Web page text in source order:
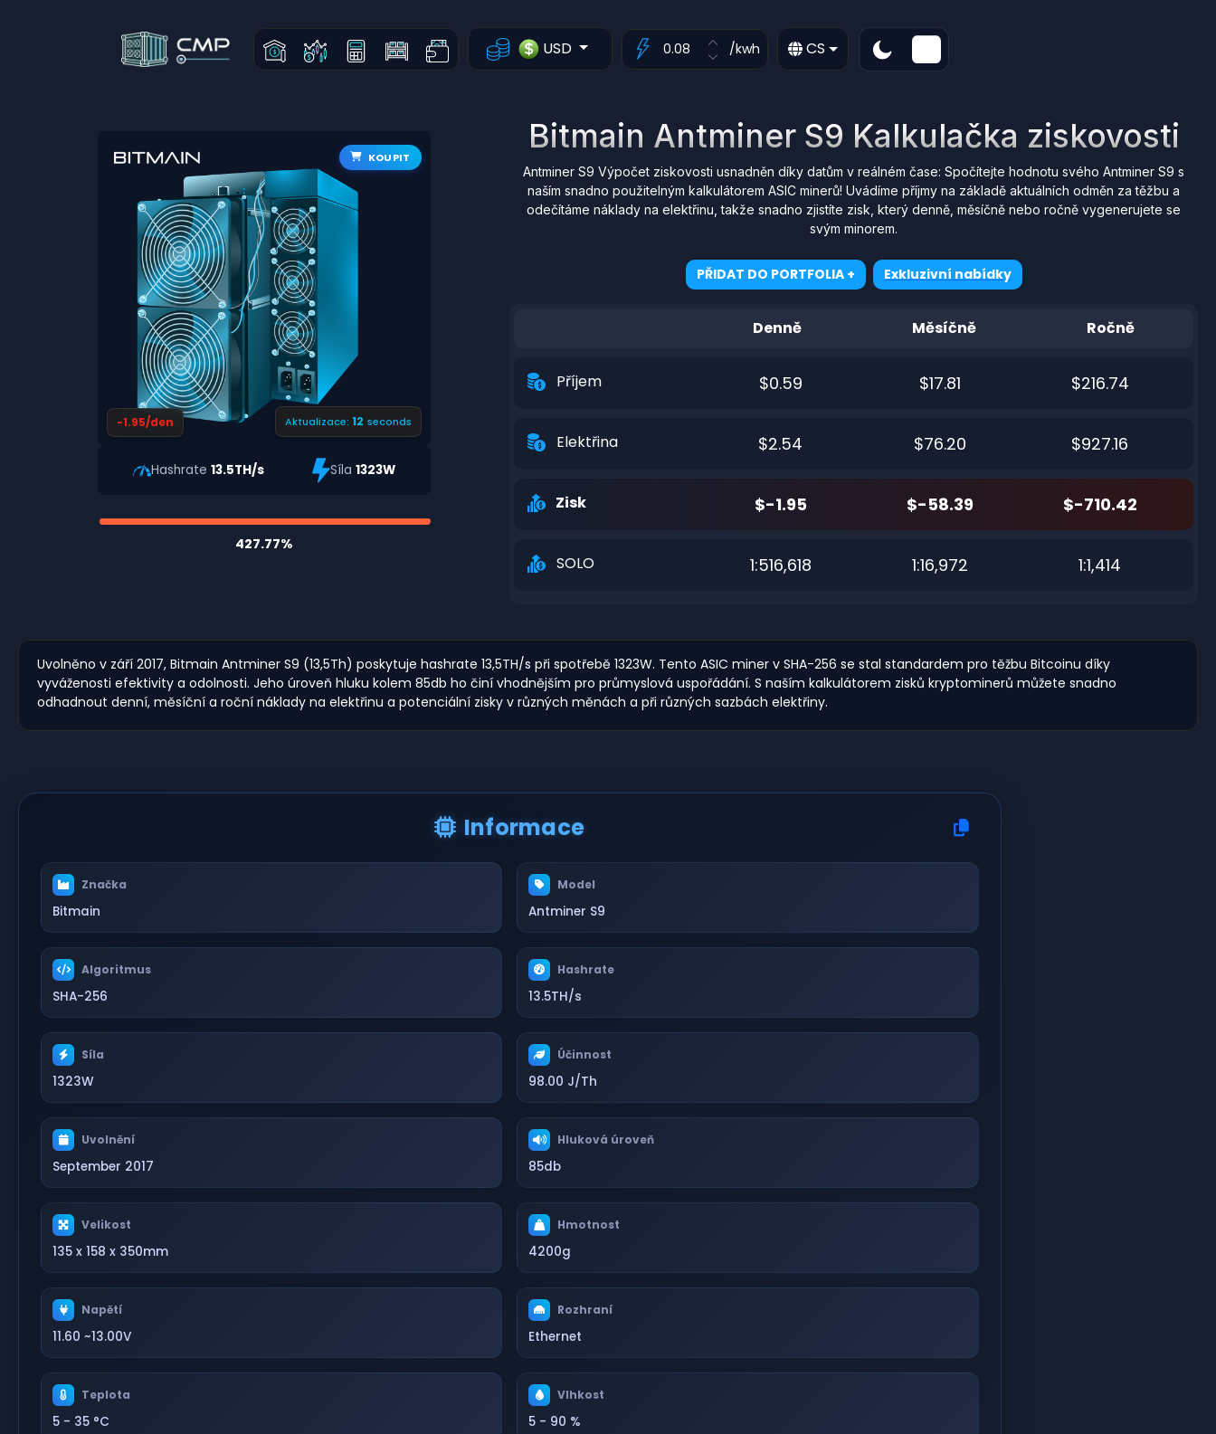
USD /kwh CS
KOUPIT
-1.95/den Aktualizace:11 seconds
Hashrate 13.5TH/s Síla 1323W
427.77%
Bitmain Antminer S9 Kalkulačka ziskovosti
Antminer S9 Výpočet ziskovosti usnadněn díky datům v reálném čase: Spočítejte hodnotu svého Antminer S9 s
naším snadno použitelným kalkulátorem ASIC minerů! Uvádíme příjmy na základě aktuálních odměn za těžbu a
odečítáme náklady na elektřinu, takže snadno zjistíte zisk, který denně, měsíčně nebo ročně vygenerujete se
svým minorem.
PŘIDAT DO PORTFOLIA + Exkluzivní nabídky
Denně Měsíčně Ročně
Příjem $0.59 $17.81 $216.74
Elektřina $2.54 $76.20 $927.16
Zisk $-1.95 $-58.39 $-710.42
SOLO 1:516,618 1:16,972 1:1,414
Uvolněno v září 2017, Bitmain Antminer S9 (13,5Th) poskytuje hashrate 13,5TH/s při spotřebě 1323W. Tento ASIC miner v SHA-256 se stal standardem pro těžbu Bitcoinu díky
vyváženosti efektivity a odolnosti. Jeho úroveň hluku kolem 85db ho činí vhodnějším pro průmyslová uspořádání. S naším kalkulátorem zisků kryptominerů můžete snadno
odhadnout denní, měsíční a roční náklady na elektřinu a potenciální zisky v různých měnách a při různých sazbách elektřiny.
Informace
Značka
Bitmain
Model
Antminer S9
Algoritmus
SHA-256
Hashrate
13.5TH/s
Síla
1323W
Účinnost
98.00 J/Th
Uvolnění
September 2017
Hluková úroveň
85db
Velikost
135 x 158 x 350mm
Hmotnost
4200g
Napětí
11.60 ~13.00V
Rozhraní
Ethernet
Teplota
5 - 35 °C
Vlhkost
5 - 90 %